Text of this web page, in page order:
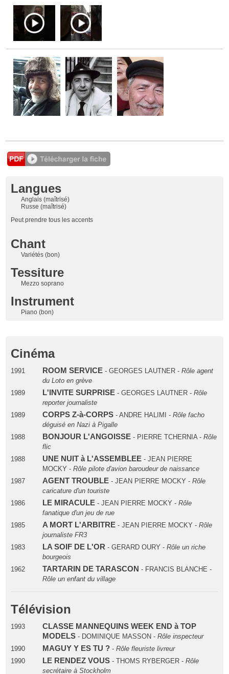
Langues
Anglais (maîtrisé)
Russe (maîtrisé)
Peut prendre tous les accents
Chant
Variétés (bon)
Tessiture
Mezzo soprano
Instrument
Piano (bon)
Cinéma
1991 ROOM SERVICE- GEORGES LAUTNER - Rôle agent
du Loto en grève
1989
L'INVITE SURPRISE- GEORGES LAUTNER - Rôle
reporter journaliste
1989
CORPS Z-à-CORPS- ANDRE HALIMI - Rôle facho
déguisé en Nazi à Pigalle
1988
BONJOUR L'ANGOISSE- PIERRE TCHERNIA - Rôle
flic
1988
UNE NUIT à L'ASSEMBLEE- JEAN PIERRE
MOCKY - Rôle pilote d'avion baroudeur de naissance
1987
AGENT TROUBLE- JEAN PIERRE MOCKY - Rôle
caricature d'un touriste
1986
LE MIRACULE- JEAN PIERRE MOCKY - Rôle
fanatique d'un jeu de rue
1985
A MORT L'ARBITRE- JEAN PIERRE MOCKY - Rôle
journaliste FR3
1983
LA SOIF DE L'OR - GERARD OURY - Rôle un riche
bourgeois
1962
TARTARIN DE TARASCON - FRANCIS BLANCHE -
Rôle un enfant du village
Télévision
1993
CLASSE MANNEQUINS WEEK END à TOP
MODELS- DOMINIQUE MASSON - Rôle inspecteur
1990
MAGUY Y ES TU ?- Rôle fleuriste livreur
1990
LE RENDEZ VOUS- THOMS RYBERGER - Rôle
secrétaire à Stockholm